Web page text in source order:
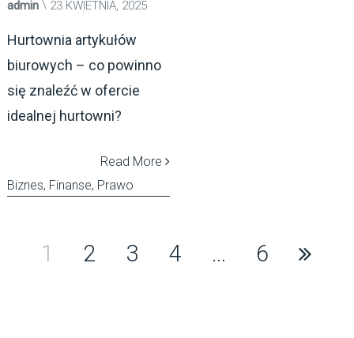
admin 23 KWIETNIA, 2025
Hurtownia artykułów
biurowych – co powinno
się znaleźć w ofercie
idealnej hurtowni?
Read More
Biznes, Finanse, Prawo
Stronicowanie
1 2 3 4 … 6